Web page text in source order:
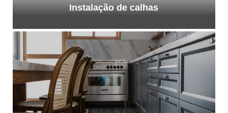
Instalação de calhas